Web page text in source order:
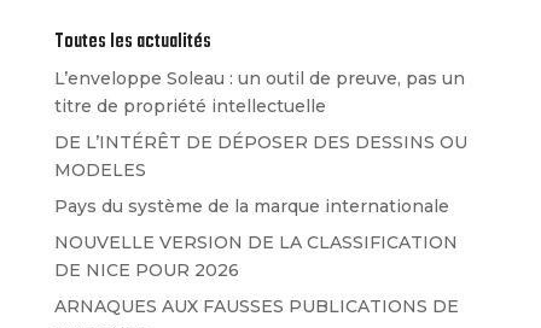
Toutes les actualités
L’enveloppe Soleau : un outil de preuve, pas un
titre de propriété intellectuelle
DE L’INTÉRÊT DE DÉPOSER DES DESSINS OU
MODELES
Pays du système de la marque internationale
NOUVELLE VERSION DE LA CLASSIFICATION
DE NICE POUR 2026
ARNAQUES AUX FAUSSES PUBLICATIONS DE